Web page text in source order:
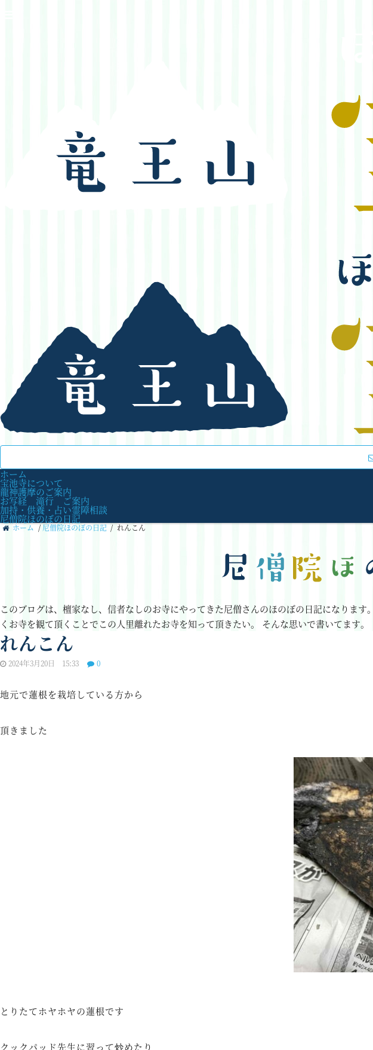
ホーム
宝池寺について
龍神護摩のご案内
お写経 滝行 ご案内
加持・供養・占い霊障相談
尼僧院ほのぼの日記
ホーム /尼僧院ほのぼの日記 / れんこん
このブログは、檀家なし、信者なしのお寺にやってきた尼僧さんのほのぼの日記になります。
くお寺を観て頂くことでこの人里離れたお寺を知って頂きたい。 そんな思いで書いてます。
れんこん
2024年3月20日 15:33 0
地元で蓮根を栽培している方から
頂きました
とりたてホヤホヤの蓮根です
クックパッド先生に習って炒めたり